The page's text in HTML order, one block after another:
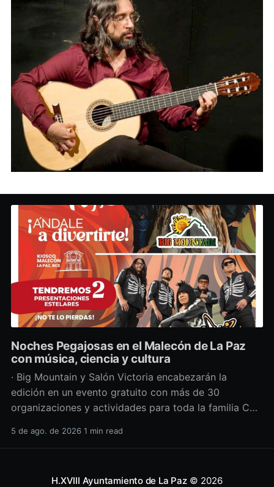
Noches Pegajosas en el Malecón de La Paz
con música, ciencia y cultura
· Big Mountain y Salón Victoria encabezarán la
edición en un evento gratuito con más de 30
organizaciones y actividades para toda la familia Con
divulgación científica y actividades culturales
5 de ago. de 2026 1 min read
H.XVIII Ayuntamiento de La Paz© 2026